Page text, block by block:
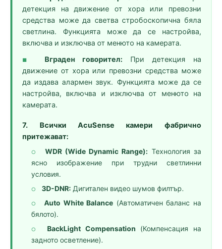
детекция на движение от хора или превозни
средства може да светва стробоскопична бяла
светлина. Функцията може да се настройва,
включва и изключва от менюто на камерата.
■ Вграден говорител: При детекция на
движение от хора или превозни средства може
да издава алармен звук. Функцията може да се
настройва, включва и изключва от менюто на
камерата.
7. Всички AcuSense камери фабрично
притежават:
○ WDR (Wide Dynamic Range): Технология за
ясно изображение при трудни светлинни
условия.
○ 3D-DNR: Дигитален видео шумов филтър.
○ Auto White Balance (Автоматичен баланс на
бялото).
○ BackLight Compensation (Компенсация на
задното осветление).